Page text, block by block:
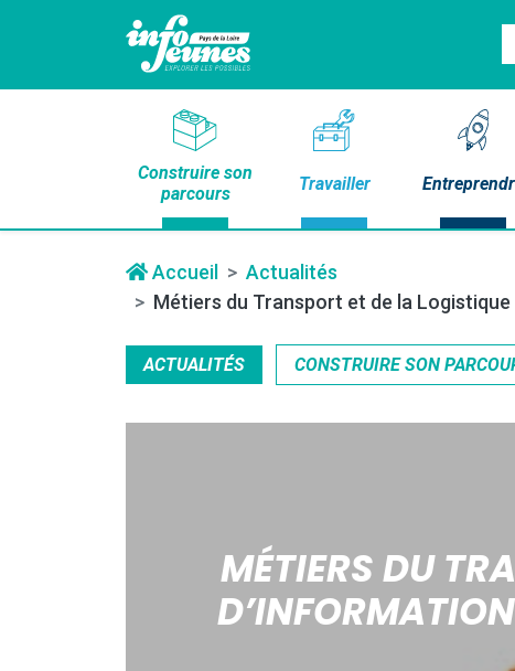
Construire son
parcours
Travailler
Accueil
Actualités
Métiers du Transport et de la
ACTUALITÉS CONSTRUIRE SON
MÉTIERS DU